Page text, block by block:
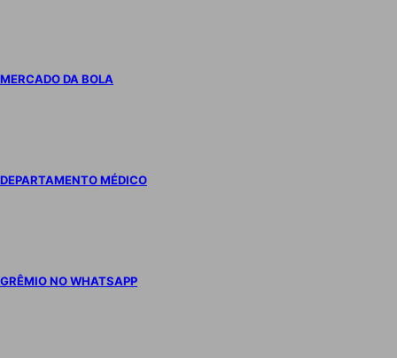
MERCADO DA BOLA
DEPARTAMENTO MÉDICO
GRÊMIO NO WHATSAPP